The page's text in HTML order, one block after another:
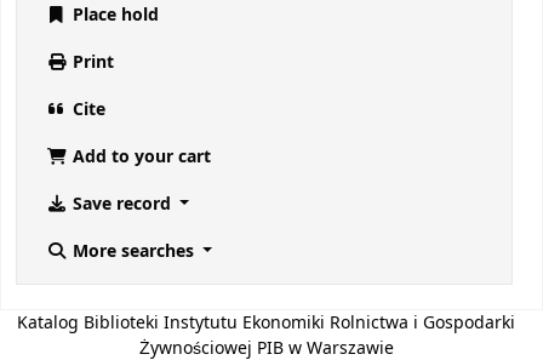
Place hold
Print
Cite
Add to your cart
Save record
More searches
Katalog Biblioteki Instytutu Ekonomiki Rolnictwa i Gospodarki
Żywnościowej PIB w Warszawie